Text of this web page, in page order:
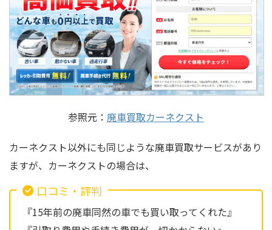
参照元： 廃車買取カーネクスト
カーネクスト以外にも同じような廃車買取サービスがあり
ますが、カーネクストの場合は、
口コミ・評判
『15年前の廃車同然の車でも買い取ってくれた』